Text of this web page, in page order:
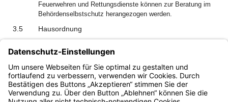
Feuerwehren und Rettungsdienste können zur Beratung im
Behördenselbstschutz herangezogen werden.
3.5 Hausordnung
Brandschutz sollen in einer Hausordnung geregelt werden
(vgl. § 28 Abs. 4 Allgemeine Geschäftsordnung).